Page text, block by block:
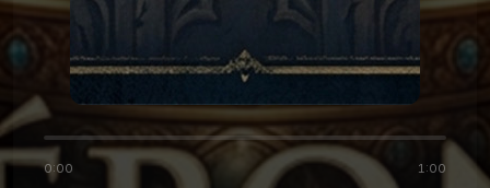
Les réponses du
Graal
Aubin ?
Les réponses du
Graal
Graal 140 - Place de la
Laiterie
0:00 1:00